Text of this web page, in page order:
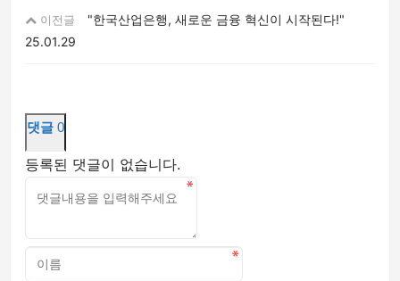
이전글
"한국산업은행, 새로운 금융 혁신이 시작된다!"
25.01.29
댓글 0
등록된 댓글이 없습니다.